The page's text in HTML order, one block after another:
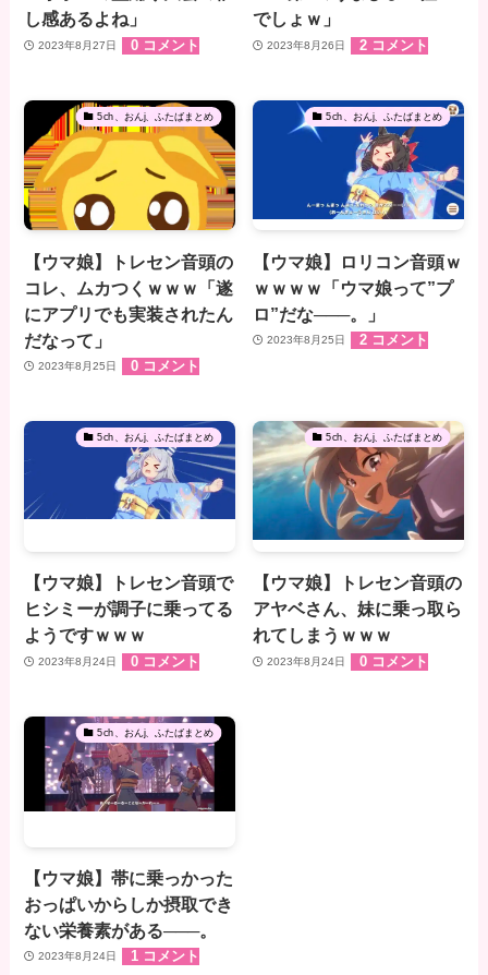
し感あるよね」
2023年8月27日 0 コメント
でしょｗ」
2023年8月26日 2 コメント
5ch、おんj、ふたばまとめ
【ウマ娘】トレセン音頭の
コレ、ムカつくｗｗｗ「遂
にアプリでも実装されたん
だなって」
2023年8月25日 0 コメント
5ch、おんj、ふたばまとめ
【ウマ娘】ロリコン音頭ｗ
ｗｗｗｗ「ウマ娘って”プ
ロ”だな───。」
2023年8月25日 2 コメント
5ch、おんj、ふたばまとめ
【ウマ娘】トレセン音頭で
ヒシミーが調子に乗ってる
ようですｗｗｗ
2023年8月24日 0 コメント
5ch、おんj、ふたばまとめ
【ウマ娘】トレセン音頭の
アヤベさん、妹に乗っ取ら
れてしまうｗｗｗ
2023年8月24日 0 コメント
5ch、おんj、ふたばまとめ
【ウマ娘】帯に乗っかった
おっぱいからしか摂取でき
ない栄養素がある───。
2023年8月24日 1 コメント